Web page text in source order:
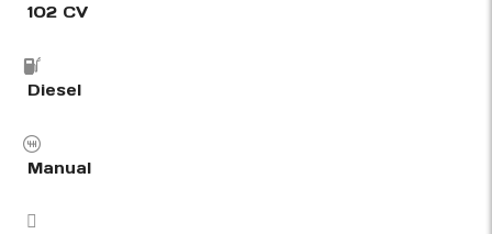
102 CV
Diesel
Manual